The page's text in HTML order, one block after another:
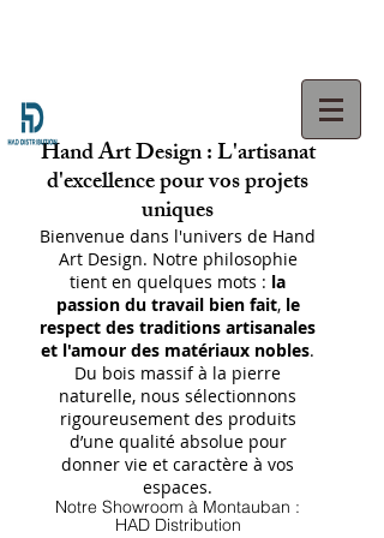
Hand Art Design : L'artisanat
d'excellence pour vos projets
uniques
Bienvenue dans l'univers de Hand
Art Design. Notre philosophie
tient en quelques mots : la
passion du travail bien fait, le
respect des traditions artisanales
et l'amour des matériaux nobles.
Du bois massif à la pierre
naturelle, nous sélectionnons
rigoureusement des produits
d’une qualité absolue pour
donner vie et caractère à vos
espaces.
Notre Showroom à Montauban :
HAD Distribution